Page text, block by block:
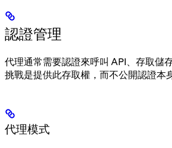
認證管理
代理通常需要認證來呼叫 API、存取儲
挑戰是提供此存取權，而不公開認證本身
代理模式